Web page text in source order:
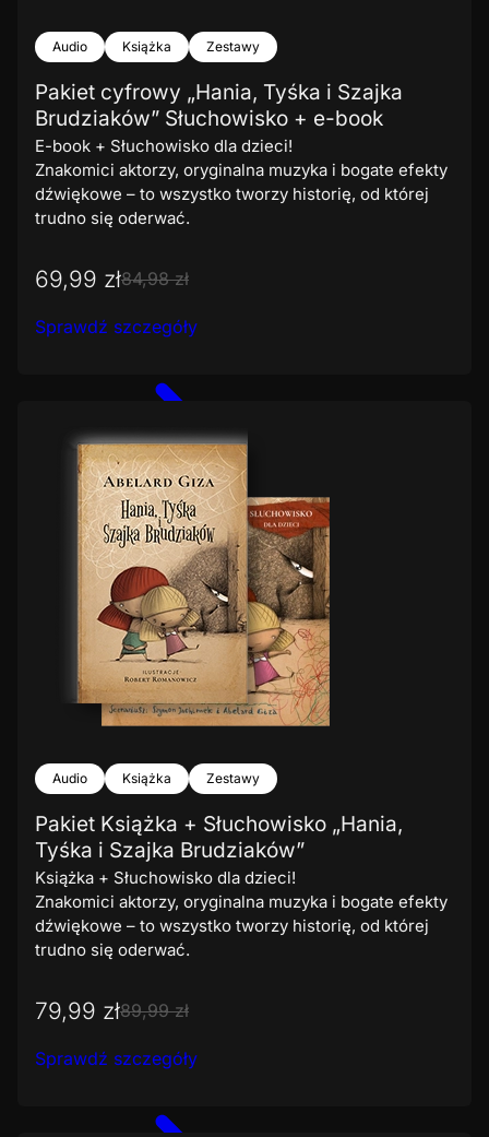
Audio Książka Zestawy
Pakiet cyfrowy „Hania, Tyśka i Szajka
Brudziaków” Słuchowisko + e-book
E-book + Słuchowisko dla dzieci!
Znakomici aktorzy, oryginalna muzyka i bogate efekty
dźwiękowe – to wszystko tworzy historię, od której
trudno się oderwać.
69,99 zł84,98 zł
Sprawdź szczegóły
Audio Książka Zestawy
Pakiet Książka + Słuchowisko „Hania,
Tyśka i Szajka Brudziaków”
Książka + Słuchowisko dla dzieci!
Znakomici aktorzy, oryginalna muzyka i bogate efekty
dźwiękowe – to wszystko tworzy historię, od której
trudno się oderwać.
79,99 zł89,99 zł
Sprawdź szczegóły